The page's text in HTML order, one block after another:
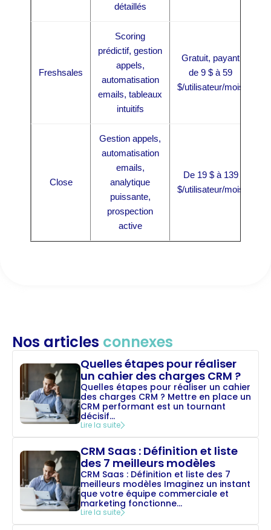
détaillés
Freshsales
Scoring
prédictif, gestion
appels,
automatisation
emails, tableaux
intuitifs
Gratuit, payant
de 9 $ à 59
$/utilisateur/mois
Close
Gestion appels,
automatisation
emails,
analytique
puissante,
prospection
active
De 19 $ à 139
$/utilisateur/mois
Nos articles connexes
Quelles étapes pour réaliser
un cahier des charges CRM ?
Quelles étapes pour réaliser un cahier
des charges CRM ? Mettre en place un
CRM performant est un tournant
décisif...
Lire la suite
CRM Saas : Définition et liste
des 7 meilleurs modèles
CRM Saas : Définition et liste des 7
meilleurs modèles Imaginez un instant
que votre équipe commerciale et
marketing fonctionne...
Lire la suite